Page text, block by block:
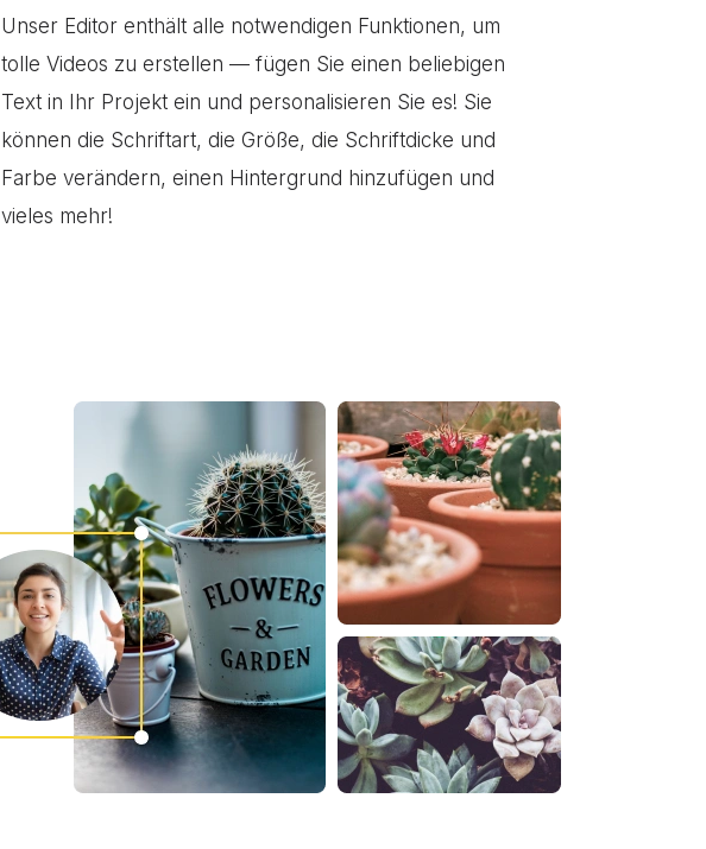
Unser Editor enthält alle notwendigen Funktionen, um
tolle Videos zu erstellen — fügen Sie einen beliebigen
Text in Ihr Projekt ein und personalisieren Sie es! Sie
können die Schriftart, die Größe, die Schriftdicke und
Farbe verändern, einen Hintergrund hinzufügen und
vieles mehr!